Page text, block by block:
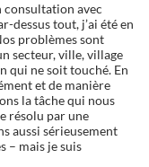
consultation avec
dessus tout, j’ai été en
problèmes sont
secteur, ville, village
qui ne soit touché. En
et de manière
la tâche qui nous
résolu par une
aussi sérieusement
– mais je suis